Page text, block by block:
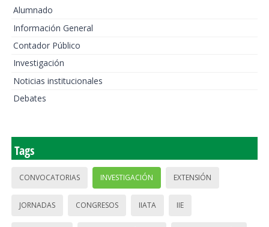
Alumnado
Información General
Contador Público
Investigación
Noticias institucionales
Debates
Tags
CONVOCATORIAS INVESTIGACIÓN EXTENSIÓN
JORNADAS CONGRESOS IIATA IIE